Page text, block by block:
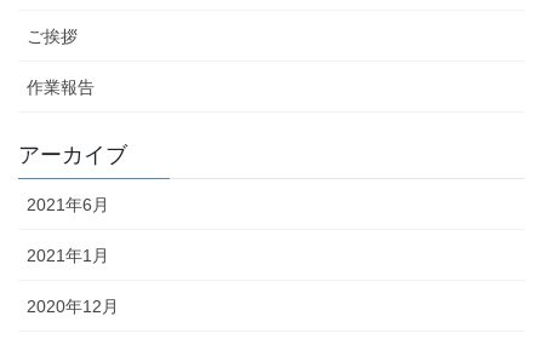
ご挨拶
作業報告
アーカイブ
2021年6月
2021年1月
2020年12月